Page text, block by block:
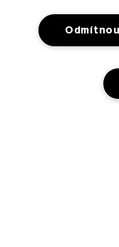
Potřebujete